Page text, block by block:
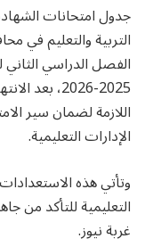
التربية والتعليم في
الفصل الدراسي الثاني
2025-2026،
اللازمة لضمان سير
الإدارات التعليمية.
وتأتي هذه
التعليمية للتأكد من
غربة نيوز.